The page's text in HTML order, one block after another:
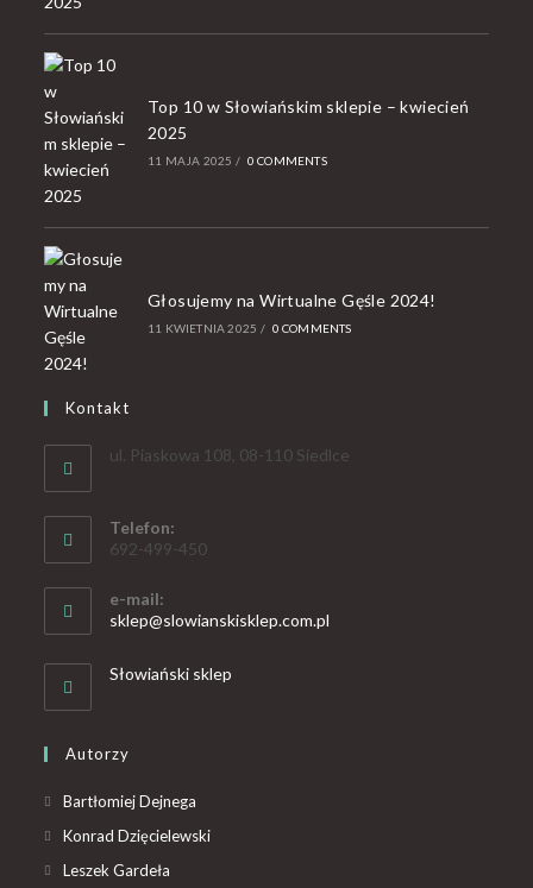
Top 10 w Słowiańskim sklepie – kwiecień
2025
11 MAJA 2025 / 0 COMMENTS
Głosujemy na Wirtualne Gęśle 2024!
11 KWIETNIA 2025 / 0 COMMENTS
Kontakt
ul. Piaskowa 108, 08-110 Siedlce
Telefon:
692-499-450
e-mail:
sklep@slowianskisklep.com.pl
Słowiański sklep
Autorzy
Bartłomiej Dejnega
Konrad Dzięcielewski
Leszek Gardeła